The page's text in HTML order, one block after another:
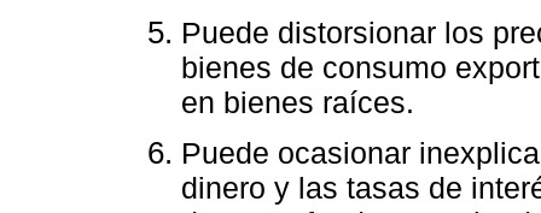
Puede distorsionar los
bienes de consumo
en bienes raíces.
Puede ocasionar
dinero y las tasas de